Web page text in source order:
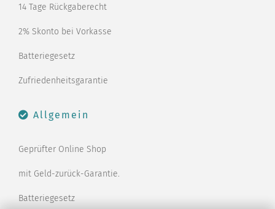
14 Tage Rückgaberecht
2% Skonto bei Vorkasse
Batteriegesetz
Zufriedenheitsgarantie
Allgemein
Geprüfter Online Shop
mit Geld-zurück-Garantie.
Batteriegesetz